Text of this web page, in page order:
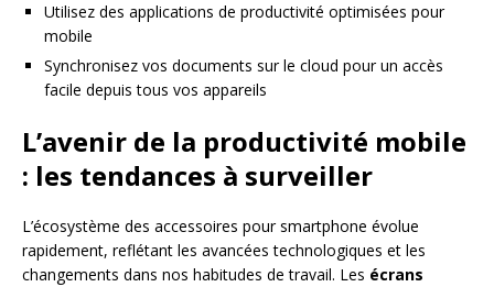
Utilisez des applications de productivité optimisées pour
mobile
Synchronisez vos documents sur le cloud pour un accès
facile depuis tous vos appareils
L’avenir de la productivité mobile
: les tendances à surveiller
L’écosystème des accessoires pour smartphone évolue
rapidement, reflétant les avancées technologiques et les
changements dans nos habitudes de travail. Les écrans